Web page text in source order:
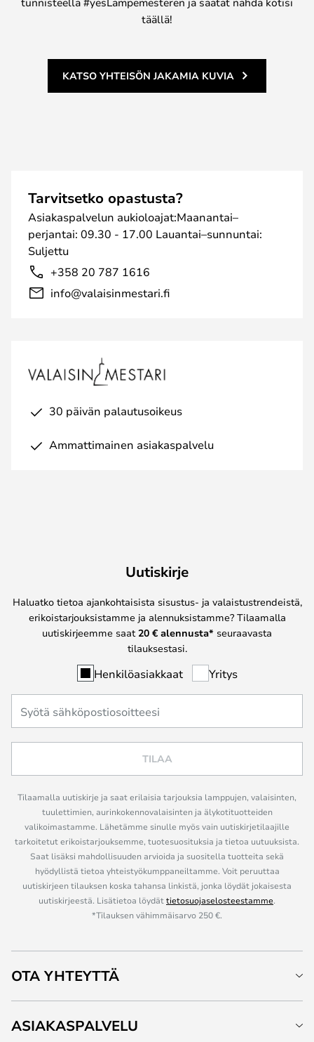
täällä!
KATSO YHTEISÖN JAKAMIA KUVIA
Tarvitsetko opastusta?
Asiakaspalvelun aukioloajat:Maanantai–
perjantai: 09.30 - 17.00 Lauantai–sunnuntai:
Suljettu
+358 20 787 1616
info@valaisinmestari.fi
30 päivän palautusoikeus
Ammattimainen asiakaspalvelu
Uutiskirje
Haluatko tietoa ajankohtaisista sisustus- ja valaistustrendeistä,
erikoistarjouksistamme ja alennuksistamme? Tilaamalla
uutiskirjeemme saat 20 € alennusta* seuraavasta
tilauksestasi.
Henkilöasiakkaat Yritys
TILAA
Tilaamalla uutiskirje ja saat erilaisia tarjouksia lamppujen, valaisinten,
tuulettimien, aurinkokennovalaisinten ja älykotituotteiden
valikoimastamme. Lähetämme sinulle myös vain uutiskirjetilaajille
tarkoitetut erikoistarjouksemme, tuotesuosituksia ja tietoa uutuuksista.
Saat lisäksi mahdollisuuden arvioida ja suositella tuotteita sekä
hyödyllistä tietoa yhteistyökumppaneiltamme. Voit peruuttaa
uutiskirjeen tilauksen koska tahansa linkistä, jonka löydät jokaisesta
uutiskirjeestä. Lisätietoa löydättietosuojaselosteestamme.
*Tilauksen vähimmäisarvo 250 €.
OTA YHTEYTTÄ
ASIAKASPALVELU